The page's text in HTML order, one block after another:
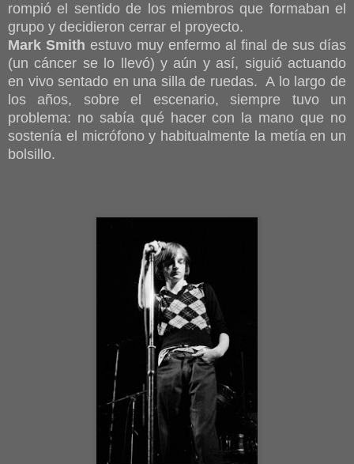
rompió el sentido de los miembros que formaban el
grupo y decidieron cerrar el proyecto.
Mark Smith estuvo muy enfermo al final de sus días
(un cáncer se lo llevó) y aún y así, siguió actuando
en vivo sentado en una silla de ruedas. A lo largo de
los años, sobre el escenario, siempre tuvo un
problema: no sabía qué hacer con la mano que no
sostenía el micrófono y habitualmente la metía en un
bolsillo.